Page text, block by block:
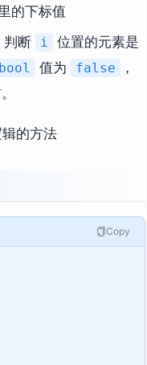
的下标值
判断 i
位置的元素是
bool 值为 false
，
的方法
Copy